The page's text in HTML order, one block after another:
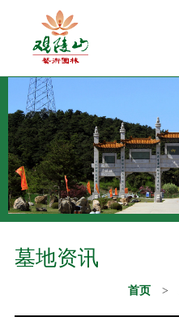
墓地资讯
首页 >